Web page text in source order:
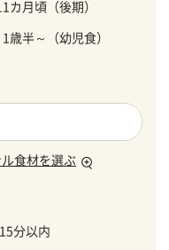
カ月頃（後期）
1歳半～（幼児食）
食材を選ぶ
15分以内